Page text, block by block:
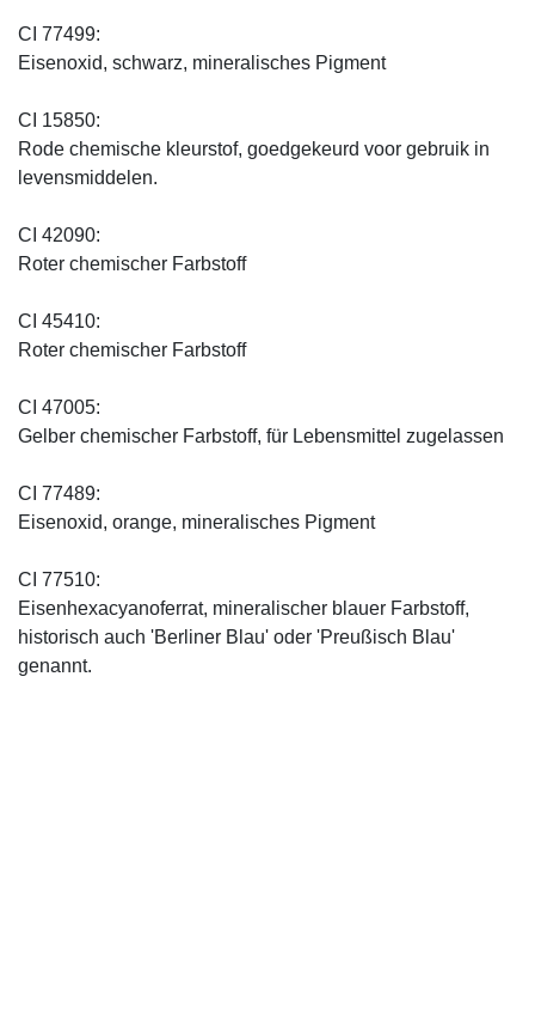
CI 77499:
Eisenoxid, schwarz, mineralisches Pigment
CI 15850:
Rode chemische kleurstof, goedgekeurd voor gebruik in
levensmiddelen.
CI 42090:
Roter chemischer Farbstoff
CI 45410:
Roter chemischer Farbstoff
CI 47005:
Gelber chemischer Farbstoff, für Lebensmittel zugelassen
CI 77489:
Eisenoxid, orange, mineralisches Pigment
CI 77510:
Eisenhexacyanoferrat, mineralischer blauer Farbstoff,
historisch auch 'Berliner Blau' oder 'Preußisch Blau'
genannt.